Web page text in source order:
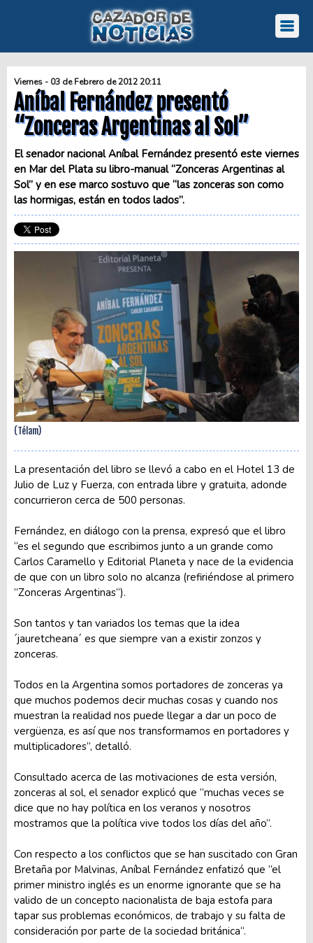
Viernes - 03 de Febrero de 2012 20:11
Aníbal Fernández presentó
“Zonceras Argentinas al Sol”
El senador nacional Aníbal Fernández presentó este viernes
en Mar del Plata su libro-manual “Zonceras Argentinas al
Sol” y en ese marco sostuvo que “las zonceras son como
las hormigas, están en todos lados”.
(Télam)
La presentación del libro se llevó a cabo en el Hotel 13 de
Julio de Luz y Fuerza, con entrada libre y gratuita, adonde
concurrieron cerca de 500 personas.
Fernández, en diálogo con la prensa, expresó que el libro
“es el segundo que escribimos junto a un grande como
Carlos Caramello y Editorial Planeta y nace de la evidencia
de que con un libro solo no alcanza (refiriéndose al primero
”Zonceras Argentinas“).
Son tantos y tan variados los temas que la idea
´jauretcheana´ es que siempre van a existir zonzos y
zonceras.
Todos en la Argentina somos portadores de zonceras ya
que muchos podemos decir muchas cosas y cuando nos
muestran la realidad nos puede llegar a dar un poco de
vergüenza, es así que nos transformamos en portadores y
multiplicadores”, detalló.
Consultado acerca de las motivaciones de esta versión,
zonceras al sol, el senador explicó que ”muchas veces se
dice que no hay política en los veranos y nosotros
mostramos que la política vive todos los días del año“.
Con respecto a los conflictos que se han suscitado con Gran
Bretaña por Malvinas, Aníbal Fernández enfatizó que ”el
primer ministro inglés es un enorme ignorante que se ha
valido de un concepto nacionalista de baja estofa para
tapar sus problemas económicos, de trabajo y su falta de
consideración por parte de la sociedad británica“.